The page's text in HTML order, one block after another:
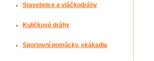
Stavebnice a vláčkodráhy
Kuličkové dráhy
Sportovní pomůcky, skákadla